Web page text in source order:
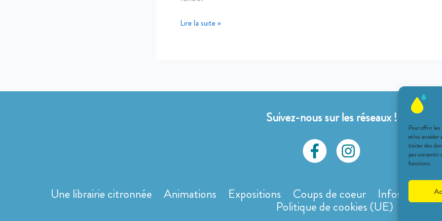
Pour offrir les
et/ou accéder
traiter des
pas consentir
fonctions.
Lire la suite »
Suivez-nous sur les réseaux !
Une librairie citronnée Animations Expositions Coups de coeur Infos
Politique de cookies (UE)